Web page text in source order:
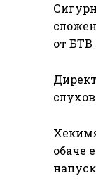
от БТВ
обаче